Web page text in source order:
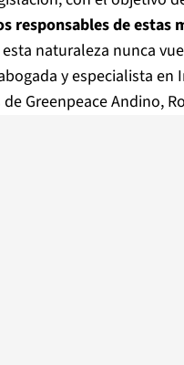
responsables de estas
naturaleza nunca
y especialista en
Greenpeace Andino,